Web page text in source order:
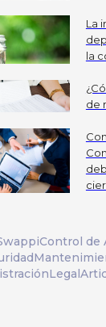
La
la
de
Control de
Legal